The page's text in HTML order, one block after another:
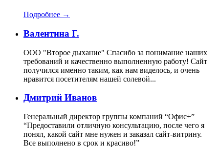
Подробнее →
Валентина Г.
ООО "Второе дыхание" Спасибо за понимание наших
требований и качественно выполненную работу! Сайт
получился именно таким, как нам виделось, и очень
нравится посетителям нашей солевой...
Дмитрий Иванов
Генеральный директор группы компаний “Офис+”
“Предоставили отличную консультацию, после чего я
понял, какой сайт мне нужен и заказал сайт-витрину.
Все выполнено в срок и красиво!”